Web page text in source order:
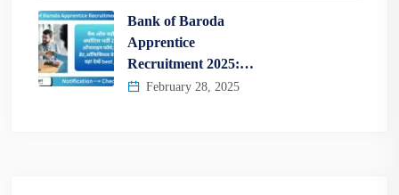
Bank of Baroda
Apprentice
Recruitment 2025:…
February 28, 2025